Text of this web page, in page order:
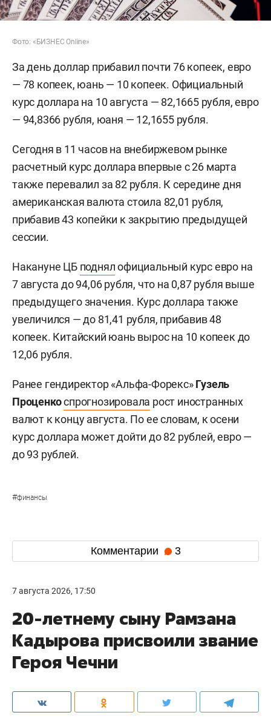
Фото: «БИЗНЕС Online»
За день доллар прибавил почти 76 копеек, евро
— 78 копеек, юань — 10 копеек. Официальный
курс доллара на 10 августа — 82,1665 рубля, евро
— 94,8366 рубля, юаня — 12,1655 рубля.
Сегодня в 11 часов на внебиржевом рынке
расчетный курс доллара впервые с 26 марта
также перевалил за 82 рубля. К середине дня
американская валюта стоила 82,01 рубля,
прибавив 43 копейки к закрытию предыдущей
сессии.
Накануне ЦБ поднялофициальный курс евро на
7 августа до 94,06 рубля, что на 0,87 рубля выше
предыдущего значения. Курс доллара также
увеличился — до 81,41 рубля, прибавив 48
копеек. Китайский юань вырос на 10 копеек до
12,06 рубля.
Ранее гендиректор «Альфа-Форекс»Гузель
Проценкоспрогнозировала рост иностранных
валют к концу августа. По ее словам, к осени
курс доллара может дойти до 82 рублей, евро —
до 93 рублей.
#финансы
Комментарии 3
7 августа 2026, 17:50
20-летнему сыну Рамзана
Кадырова присвоили звание
Героя Чечни